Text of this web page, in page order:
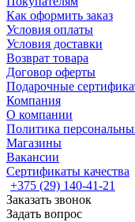
Как оформить заказ
Условия оплаты
Условия доставки
Возврат товара
Договор оферты
Подарочные
Компания
О компании
Политика
Магазины
Вакансии
Сертификаты качества
+375 (29) 140-41-21
Заказать звонок
Задать вопрос